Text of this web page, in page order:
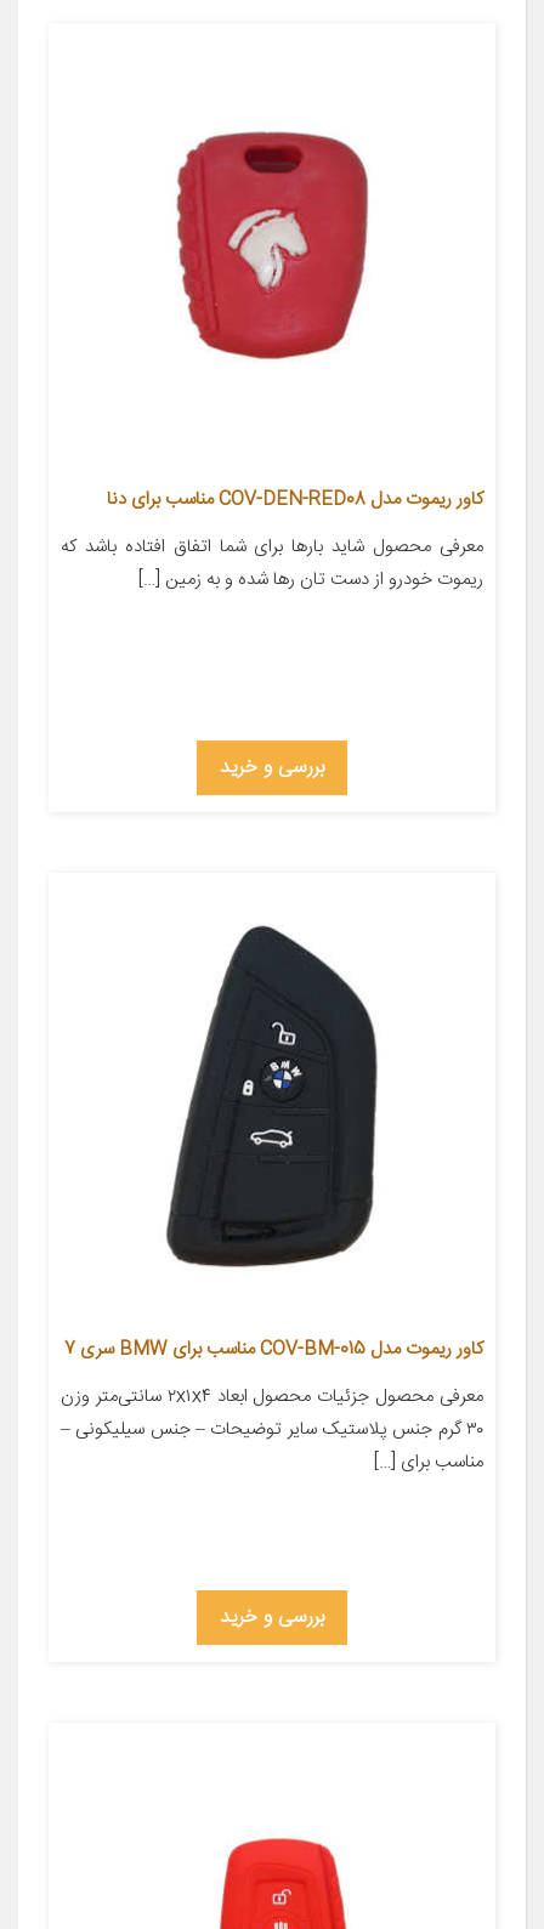
کاور ریموت مدل COV-DEN-RED08 مناسب برای دنا
معرفی محصول شاید بارها برای شما اتفاق افتاده باشد که
ریموت خودرو از دست تان رها شده و به زمین […]
بررسی و خرید
کاور ریموت مدل COV-BM-015 مناسب برای BMW سری 7
معرفی محصول جزئیات محصول ابعاد ۲x۱x۴ سانتی‌متر وزن
۳۰ گرم جنس پلاستیک سایر توضیحات – جنس سیلیکونی –
مناسب برای […]
بررسی و خرید